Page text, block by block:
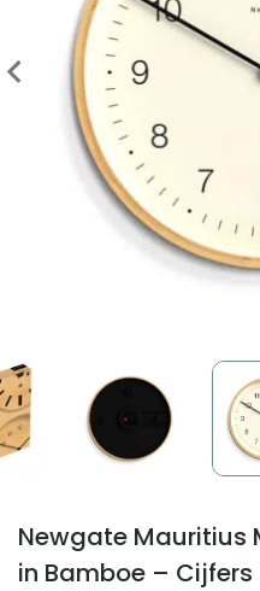
Newgate Mauritius
in Bamboe – Cijfers